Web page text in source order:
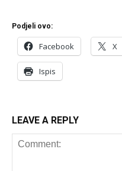
Podjeli ovo:
Facebook X
Ispis
LEAVE A REPLY